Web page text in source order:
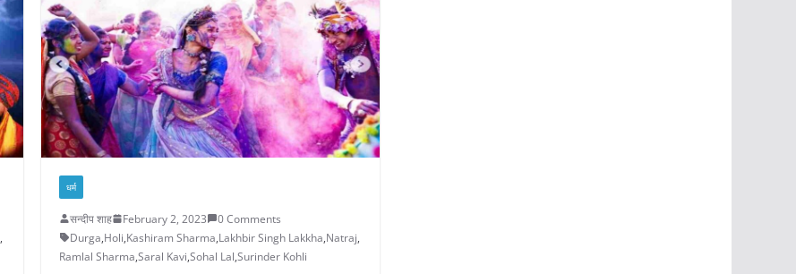
,
धर्म
सन्दीप शाह February 2, 2023
0 Comments
Durga,Holi,Kashiram Sharma,Lakhbir Singh Lakkha,Natraj,
Ramlal Sharma,Saral Kavi,Sohal Lal,Surinder Kohli